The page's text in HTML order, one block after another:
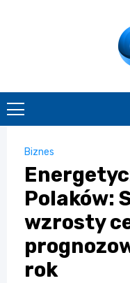
Biznes
Polaków:
wzrosty
rok